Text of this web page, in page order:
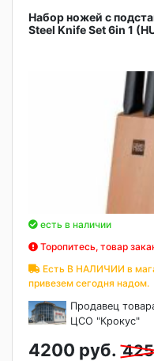
Набор ножей с
Steel Knife Set 6in 1
есть в наличии
Торопитесь, товар
Есть В НАЛИЧИИ в
привезем сегодня надом.
Продавец
ЦСО "Крокус"
4200 руб.